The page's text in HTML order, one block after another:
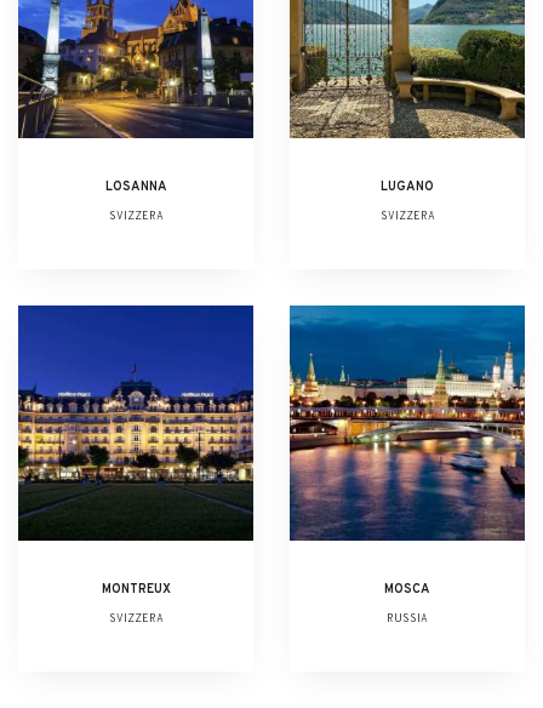
LOSANNA
SVIZZERA
LUGANO
SVIZZERA
MONTREUX
SVIZZERA
MOSCA
RUSSIA